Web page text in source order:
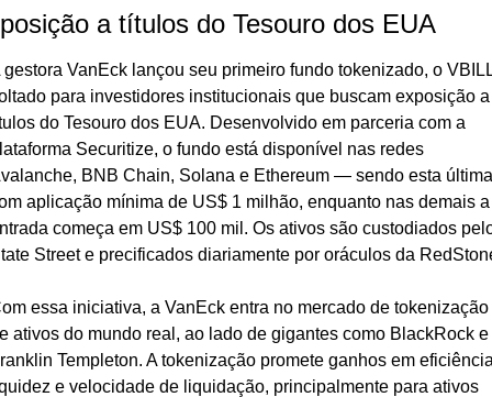
a títulos do Tesouro dos EUA
gestora VanEck lançou seu primeiro fundo tokenizado, o
para investidores institucionais que buscam exposição a
do Tesouro dos EUA. Desenvolvido em parceria com a
Securitize, o fundo está disponível nas redes
BNB Chain, Solana e Ethereum — sendo esta última
aplicação mínima de US$ 1 milhão, enquanto nas demais a
começa em US$ 100 mil. Os ativos são custodiados
Street e precificados diariamente por oráculos da
essa iniciativa, a VanEck entra no mercado de tokenização
ativos do mundo real, ao lado de gigantes como BlackRock e
Templeton. A tokenização promete ganhos em
e velocidade de liquidação, principalmente para ativos